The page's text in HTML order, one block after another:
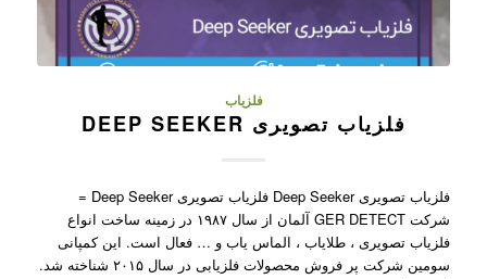
فلزیاب
فلزیاب تصویری DEEP SEEKER
فلزیاب تصویری Deep Seeker فلزیاب تصویری Deep Seeker =
شرکت GER DETECT آلمان از سال ۱۹۸۷ در زمینه ساخت انواع
فلزیاب تصویری ، طلایاب ، الماس یاب و … فعال است. این کمپانی
سومین شرکت پر فروش محصولات فلزیابی در سال ۲۰۱۵ شناخته شد.